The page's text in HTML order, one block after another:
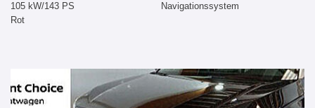
105 kW/143 PS
Rot
Navigationssystem